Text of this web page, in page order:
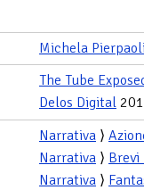
Michela
The Tube
Delos Digital
Narrativa ⟩
Narrativa ⟩ Brevi
Narrativa ⟩